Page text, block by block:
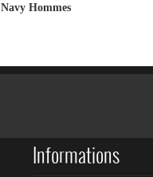
Navy Hommes
Informations